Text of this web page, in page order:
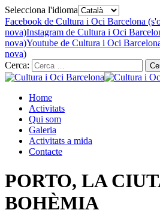
Selecciona l'idioma
Facebook de Cultura i Oci Barcelona
nova)Instagram de Cultura i Oci
nova)Youtube de Cultura i Oci
nova)
Cerca:
Home
Activitats
Qui som
Galeria
Activitats a mida
Contacte
PORTO, LA
BOHÈMIA